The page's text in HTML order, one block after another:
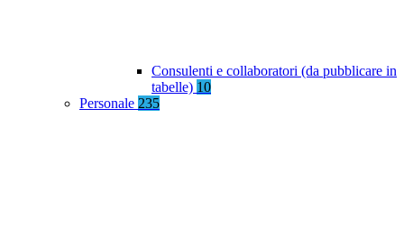
Consulenti e collaboratori (da pubblicare in
tabelle) 10
Personale 235